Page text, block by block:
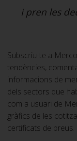
i pren les
Subscriu-te a
tendències,
informacions de
dels sectors que
com a usuari de
gràfics de les
certificats de preus.